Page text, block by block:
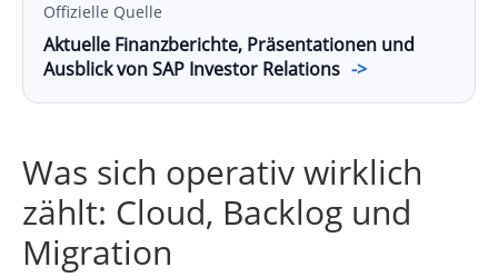
Offizielle Quelle
Aktuelle Finanzberichte, Präsentationen und
Ausblick von SAP Investor Relations ->
Was sich operativ wirklich
zählt: Cloud, Backlog und
Migration